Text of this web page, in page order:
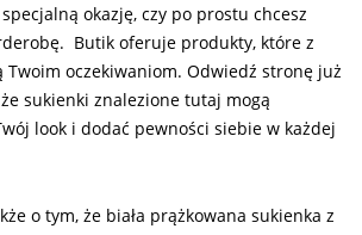
okazję, czy po prostu chcesz
Butik oferuje produkty, które z
Twoim oczekiwaniom. Odwiedź stronę już
sukienki znalezione tutaj mogą
look i dodać pewności siebie w każdej
o tym, że biała prążkowana sukienka z